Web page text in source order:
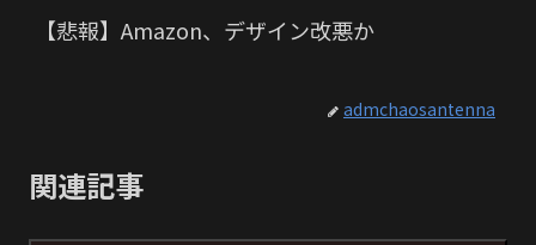
【悲報】Amazon、デザイン改悪か
admchaosantenna
関連記事